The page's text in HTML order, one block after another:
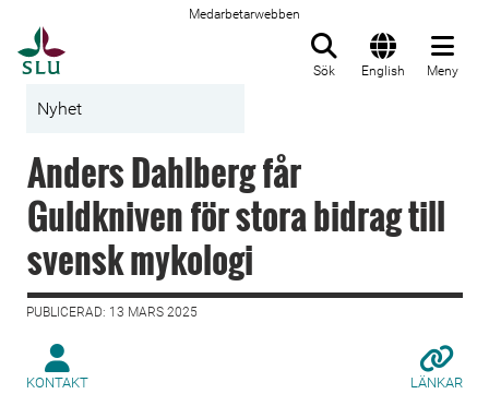
Medarbetarwebben
Sök English Meny
Nyhet
Anders Dahlberg får
Guldkniven för stora bidrag till
svensk mykologi
PUBLICERAD: 13 MARS 2025
KONTAKT LÄNKAR